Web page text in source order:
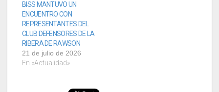
BISS MANTUVO UN
ENCUENTRO CON
REPRESENTANTES DEL
CLUB DEFENSORES DE LA
RIBERA DE RAWSON
21 de julio de 2026
En «Actualidad»